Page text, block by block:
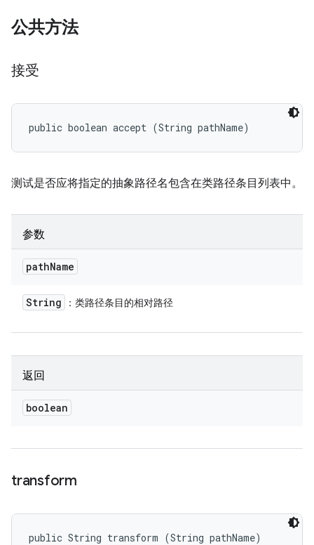
公共方法
接受
public boolean accept (String pathName)
测试是否应将指定的抽象路径名包含在类路径条目列表中。
参数
pathName
String ：类路径条目的相对路径
返回
boolean
transform
public String transform (String pathName)